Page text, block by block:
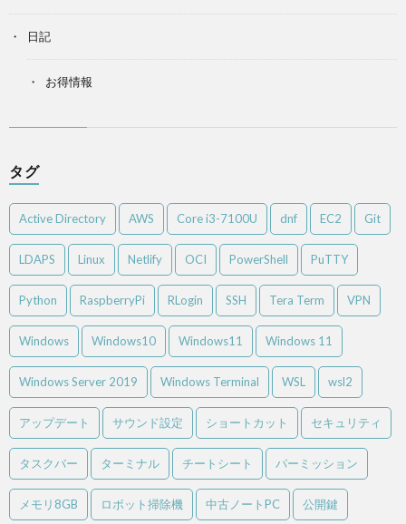
日記
お得情報
タグ
Active Directory AWS Core i3-7100U dnf EC2 Git
LDAPS Linux Netlify OCI PowerShell PuTTY
Python RaspberryPi RLogin SSH Tera Term VPN
Windows Windows10 Windows11 Windows 11
Windows Server 2019 Windows Terminal WSL wsl2
アップデート サウンド設定 ショートカット セキュリティ
タスクバー ターミナル チートシート パーミッション
メモリ8GB ロボット掃除機 中古ノートPC 公開鍵